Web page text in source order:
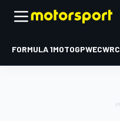
FORMULA 1MOTOGPWECWRC